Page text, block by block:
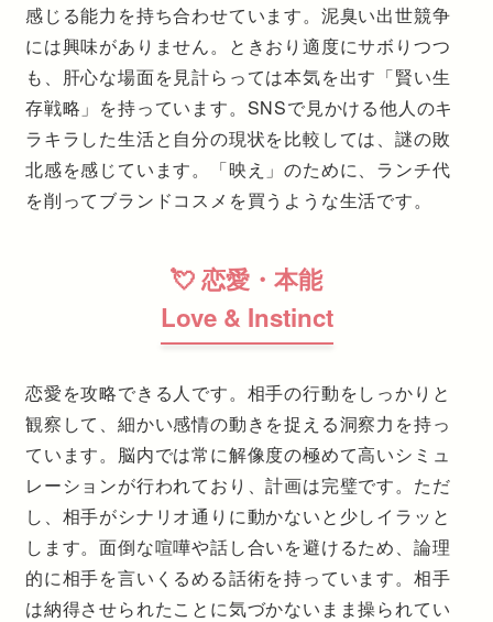
感じる能力を持ち合わせています。泥臭い出世競争
には興味がありません。ときおり適度にサボりつつ
も、肝心な場面を見計らっては本気を出す「賢い生
存戦略」を持っています。SNSで見かける他人のキ
ラキラした生活と自分の現状を比較しては、謎の敗
北感を感じています。「映え」のために、ランチ代
を削ってブランドコスメを買うような生活です。
💘 恋愛・本能
Love & Instinct
恋愛を攻略できる人です。相手の行動をしっかりと
観察して、細かい感情の動きを捉える洞察力を持っ
ています。脳内では常に解像度の極めて高いシミュ
レーションが行われており、計画は完璧です。ただ
し、相手がシナリオ通りに動かないと少しイラッと
します。面倒な喧嘩や話し合いを避けるため、論理
的に相手を言いくるめる話術を持っています。相手
は納得させられたことに気づかないまま操られてい